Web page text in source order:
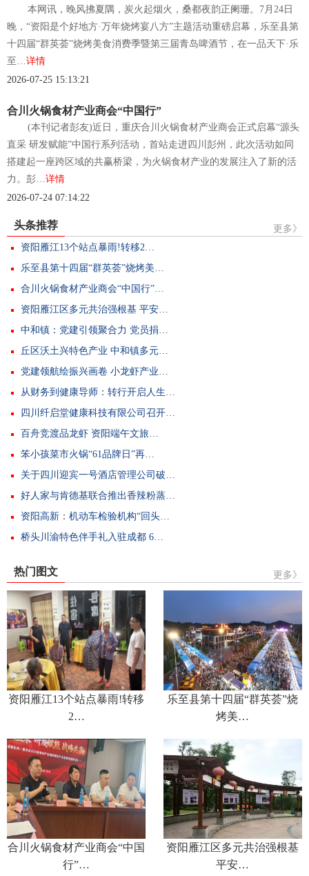
本网讯，晚风拂夏隅，炭火起烟火，桑都夜韵正阑珊。7月24日
晚，“资阳是个好地方·万年烧烤宴八方”主题活动重磅启幕，乐至县第
十四届“群英荟”烧烤美食消费季暨第三届青岛啤酒节，在一品天下·乐
至…详情
2026-07-25 15:13:21
合川火锅食材产业商会“中国行”
(本刊记者彭友)近日，重庆合川火锅食材产业商会正式启幕“源头
直采 研发赋能”中国行系列活动，首站走进四川彭州，此次活动如同
搭建起一座跨区域的共赢桥梁，为火锅食材产业的发展注入了新的活
力。彭…详情
2026-07-24 07:14:22
头条推荐
更多》
资阳雁江13个站点暴雨!转移2…
乐至县第十四届“群英荟”烧烤美…
合川火锅食材产业商会“中国行”…
资阳雁江区多元共治强根基 平安…
中和镇：党建引领聚合力 党员捐…
丘区沃土兴特色产业 中和镇多元…
党建领航绘振兴画卷 小龙虾产业…
从财务到健康导师：转行开启人生…
四川纤启堂健康科技有限公司召开…
百舟竞渡品龙虾 资阳端午文旅…
笨小孩菜市火锅“61品牌日”再…
关于四川迎宾一号酒店管理公司破…
好人家与肯德基联合推出香辣粉蒸…
资阳高新：机动车检验机构“回头…
桥头川渝特色伴手礼入驻成都 6…
热门图文 更多》
资阳雁江13个站点暴雨!转移
2…
乐至县第十四届“群英荟”烧
烤美…
合川火锅食材产业商会“中国
行”…
资阳雁江区多元共治强根基
平安…